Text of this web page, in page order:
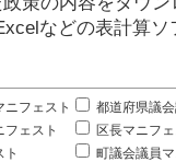
などの表計算
フェスト 都道府県議
フェスト
区長マニフェ
ト
町議会議員